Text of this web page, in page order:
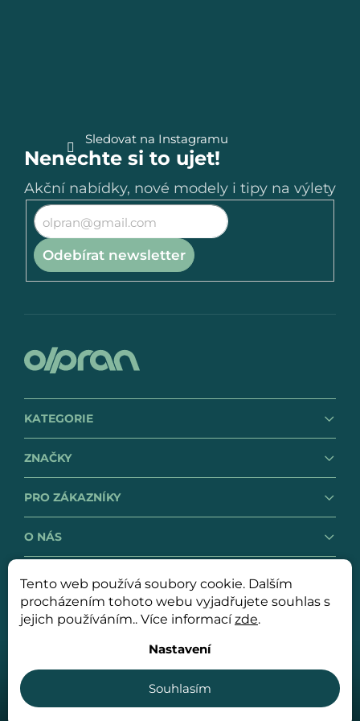
Tento web používá soubory cookie. Dalším
procházením tohoto webu vyjadřujete souhlas s
jejich používáním.. Více informacízde.
Nastavení
Souhlasím
Sledovat na Instagramu
Nenechte si to ujet!
Akční nabídky, nové modely i tipy na výlety
Odebírat newsletter
KATEGORIE
ZNAČKY
PRO ZÁKAZNÍKY
O NÁS
GDPR
Obchodní podmínky
Copyright 2026OLPRAN spol. s r. o.. Všechna práva